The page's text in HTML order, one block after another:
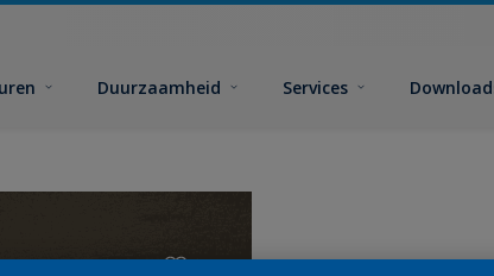
Duurzaamheid Services